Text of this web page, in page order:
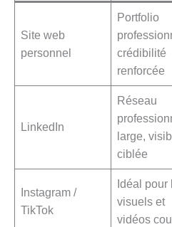
Site web
personnel
Portfolio
crédibilité
renforcée
LinkedIn
Réseau
large,
ciblée
Instagram /
TikTok
Idéal pour
visuels et
vidéos